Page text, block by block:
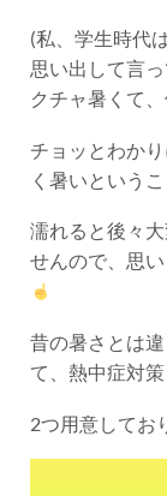
(私、学生時代
思い出して言
クチャ暑くて
チョッとわか
く暑いというこ
濡れると後々
せんので、思
昔の暑さとは
て、熱中症対策
2つ用意してお